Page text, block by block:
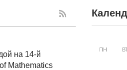
на 14-й
Mathematics
ПН